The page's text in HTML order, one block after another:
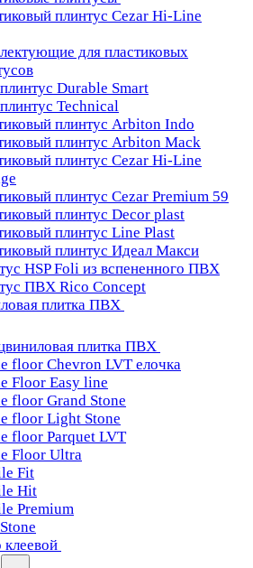
плинтус Cezar Hi-Line
для пластиковых
Durable Smart
Technical
плинтус Arbiton Indo
плинтус Arbiton Mack
плинтус Cezar Hi-Line
плинтус Cezar Premium 59
плинтус Decor plast
плинтус Line Plast
плинтус Идеал Макси
HSP Foli из вспененного ПВХ
ПВХ Rico Concept
плитка ПВХ
плитка ПВХ
floor Chevron LVT елочка
Floor Easy line
floor Grand Stone
floor Light Stone
floor Parquet LVT
Floor Ultra
Fit
Hit
Premium
клеевой